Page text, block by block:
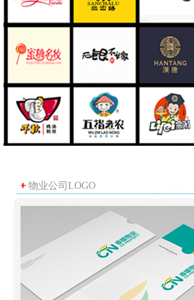
物业公司LOGO